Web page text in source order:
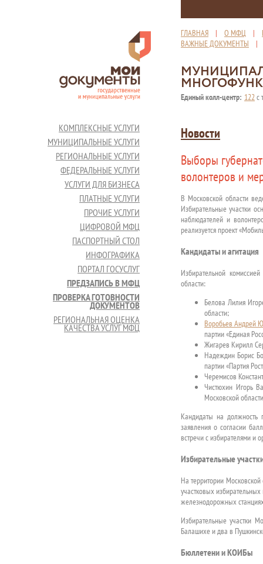
ГЛАВНАЯ | О МФЦ |
ВАЖНЫЕ ДОКУМЕНТЫ
Единый колл-центр: 122с
КОМПЛЕКСНЫЕ УСЛУГИ
МУНИЦИПАЛЬНЫЕ УСЛУГИ
РЕГИОНАЛЬНЫЕ УСЛУГИ
ФЕДЕРАЛЬНЫЕ УСЛУГИ
УСЛУГИ ДЛЯ БИЗНЕСА
ПЛАТНЫЕ УСЛУГИ
ПРОЧИЕ УСЛУГИ
ЦИФРОВОЙ МФЦ
ПАСПОРТНЫЙ СТОЛ
ИНФОГРАФИКА
ПОРТАЛ ГОСУСЛУГ
ПРЕДЗАПИСЬ В МФЦ
ПРОВЕРКА ГОТОВНОСТИ
ДОКУМЕНТОВ
РЕГИОНАЛЬНАЯ ОЦЕНКА
КАЧЕСТВА УСЛУГ МФЦ
Новости
Выборы
волонтеров и
В Московской области
Избирательные участки
наблюдателей и
реализуется проект
Кандидаты и агитация
Избирательной
области:
Белова Лилия
области;
Воробьев Андрей
партии «Единая
Жигарев Кирилл
Надеждин Борис
партии «Партия
Черемисов
Чистюхин Игорь
Московской
Кандидаты на должность
заявления о согласии
встречи с избирателями и
Избирательные
На территории
участковых
железнодорожных
Избирательные участки
Балашихе и два в
Бюллетени и КОИБы